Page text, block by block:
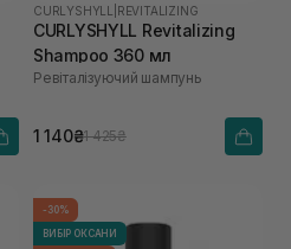
CURLYSHYLL REVITALIZING
CURLYSHYLL Revitalizing
Shampoo 360 мл
Ревіталізуючий шампунь
1 140₴1 425₴
-30%
ВИБІР ОКСАНИ